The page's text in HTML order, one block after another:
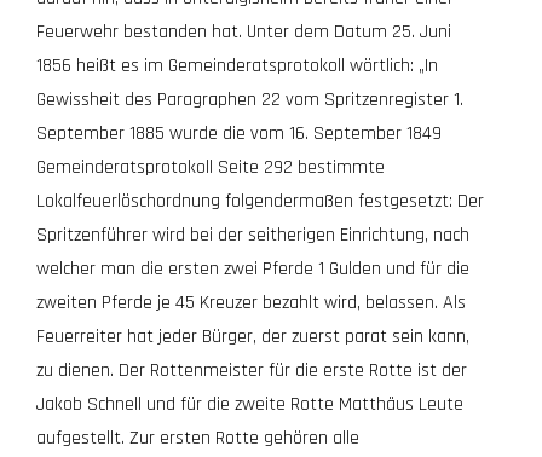
Feuerwehr bestanden hat. Unter dem Datum 25. Juni
1856 heißt es im Gemeinderatsprotokoll wörtlich: „In
Gewissheit des Paragraphen 22 vom Spritzenregister 1.
September 1885 wurde die vom 16. September 1849
Gemeinderatsprotokoll Seite 292 bestimmte
Lokalfeuerlöschordnung folgendermaßen festgesetzt: Der
Spritzenführer wird bei der seitherigen Einrichtung, nach
welcher man die ersten zwei Pferde 1 Gulden und für die
zweiten Pferde je 45 Kreuzer bezahlt wird, belassen. Als
Feuerreiter hat jeder Bürger, der zuerst parat sein kann,
zu dienen. Der Rottenmeister für die erste Rotte ist der
Jakob Schnell und für die zweite Rotte Matthäus Leute
aufgestellt. Zur ersten Rotte gehören alle